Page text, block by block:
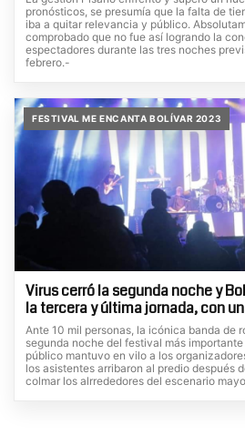
pronósticos, se presumía que la falta de
iba a quitar relevancia y público.
comprobado que no fue así logrando la
espectadores durante las tres noches
febrero.-
FESTIVAL ME ENCANTA BOLÍVAR 2023
Virus cerró la segunda noche y
la tercera y última jornada, con
Ante 10 mil personas, la icónica banda de
segunda noche del festival más
público mantuvo en vilo a los
los asistentes arribaron al predio después
colmar los alrrededores del escenario